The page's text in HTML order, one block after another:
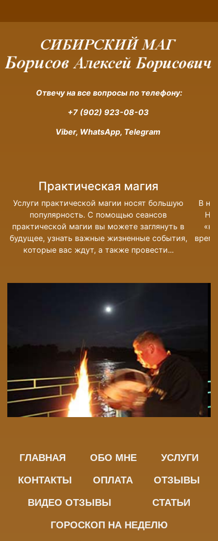
Отвечу на все вопросы по телефону:
+7 (902) 923-08-03
Viber, WhatsApp, Telegram
Магия денег
В наше время без денег обойтись невозможно.
Но довольно много людей с трудом сводят
«концы с концами». Если в течении долгого
времени у вас нету денег, во многих случаях это
означает что у вас...
ГЛАВНАЯ ОБО МНЕ УСЛУГИ
КОНТАКТЫ ОПЛАТА ОТЗЫВЫ
ВИДЕО ОТЗЫВЫ СТАТЬИ
ГОРОСКОП НА НЕДЕЛЮ